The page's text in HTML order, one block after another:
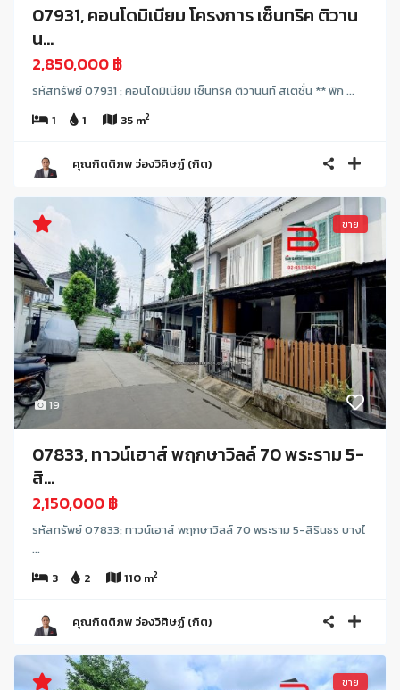
07931, คอนโดมิเนียม โครงการ เซ็นทริค ติวาน
น...
2,850,000 ฿
รหัสทรัพย์ 07931 : คอนโดมิเนียม เซ็นทริค ติวานนท์ สเตชั่น ** พิก ...
1
1 35 m2
คุณกิตติภพ ว่องวิศิษฏ์ (กิต)
19
ขาย
07833, ทาวน์เฮาส์ พฤกษาวิลล์ 70 พระราม 5-
สิ...
2,150,000 ฿
รหัสทรัพย์ 07833: ทาวน์เฮาส์ พฤกษาวิลล์ 70 พระราม 5-สิรินธร บางไ
...
3
2 110 m2
คุณกิตติภพ ว่องวิศิษฏ์ (กิต)
ขาย